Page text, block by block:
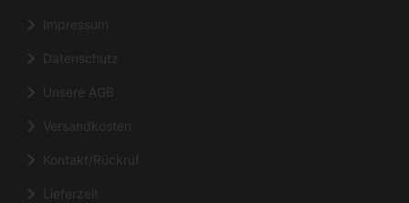
Impressum
Datenschutz
Unsere AGB
Versandkosten
Kontakt/Rückruf
Lieferzeit